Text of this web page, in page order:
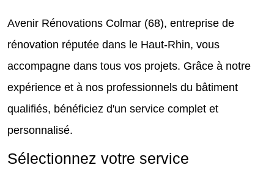
Avenir Rénovations Colmar (68), entreprise de
rénovation réputée dans le Haut-Rhin, vous
accompagne dans tous vos projets. Grâce à notre
expérience et à nos professionnels du bâtiment
qualifiés, bénéficiez d'un service complet et
personnalisé.
Sélectionnez votre service